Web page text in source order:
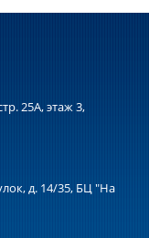
25А,этаж 3,
д. 14/35, БЦ "На